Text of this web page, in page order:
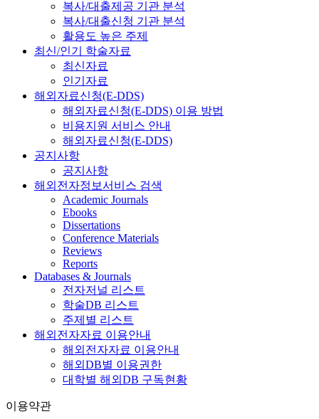
복사/대출제공 기관 분석
복사/대출신청 기관 분석
활용도 높은 주제
최신/인기 학술자료
최신자료
인기자료
해외자료신청(E-DDS)
해외자료신청(E-DDS) 이용 방법
비용지원 서비스 안내
해외자료신청(E-DDS)
공지사항
공지사항
해외전자정보서비스 검색
Academic Journals
Ebooks
Dissertations
Conference Materials
Reviews
Reports
Databases & Journals
전자저널 리스트
학술DB 리스트
주제별 리스트
해외전자자료 이용안내
해외전자자료 이용안내
해외DB별 이용권한
대학별 해외DB 구독현황
이용약관